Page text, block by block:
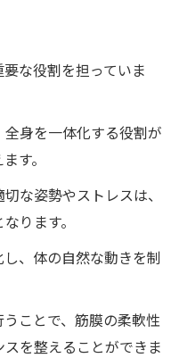
な役割を担っていま
身を一体化する役割が
す。
な姿勢やストレスは、
ります。
、体の自然な動きを制
ことで、筋膜の柔軟性
を整えることができま